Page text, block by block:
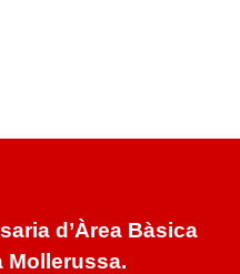
d’Àrea Bàsica
Mollerussa.